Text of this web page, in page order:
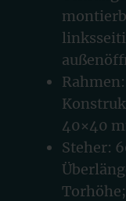
40×40
Steher: